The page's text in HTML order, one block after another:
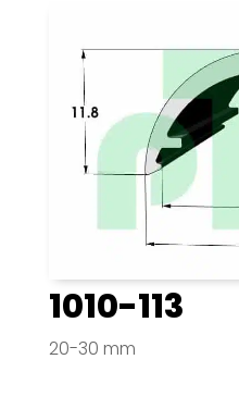
1010-113
20-30 mm